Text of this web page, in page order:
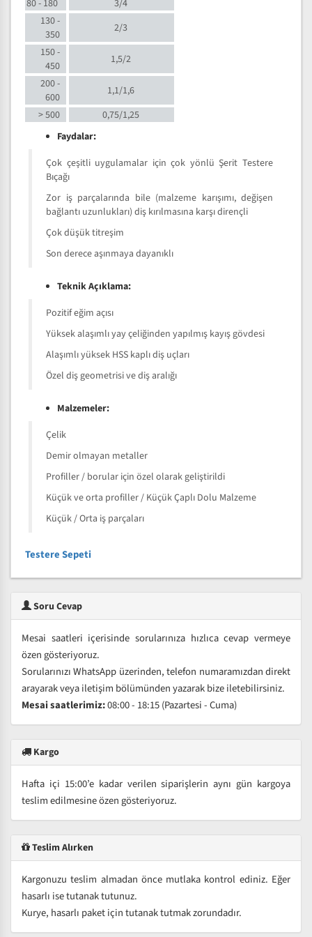
80 - 180
3/4
130 -
350
2/3
150 -
450
1,5/2
200 -
600
1,1/1,6
> 500
0,75/1,25
Faydalar:
Çok çeşitli uygulamalar için çok yönlü Şerit Testere
Bıçağı
Zor iş parçalarında bile (malzeme karışımı, değişen
bağlantı uzunlukları) diş kırılmasına karşı dirençli
Çok düşük titreşim
Son derece aşınmaya dayanıklı
Teknik Açıklama:
Pozitif eğim açısı
Yüksek alaşımlı yay çeliğinden yapılmış kayış gövdesi
Alaşımlı yüksek HSS kaplı diş uçları
Özel diş geometrisi ve diş aralığı
Malzemeler:
Çelik
Demir olmayan metaller
Profiller / borular için özel olarak geliştirildi
Küçük ve orta profiller / Küçük Çaplı Dolu Malzeme
Küçük / Orta iş parçaları
Testere Sepeti
Soru Cevap
Mesai saatleri içerisinde sorularınıza hızlıca cevap vermeye
özen gösteriyoruz.
Sorularınızı WhatsApp üzerinden, telefon numaramızdan direkt
arayarak veya iletişim bölümünden yazarak bize iletebilirsiniz.
Mesai saatlerimiz:08:00 - 18:15 (Pazartesi - Cuma)
Kargo
Hafta içi 15:00’e kadar verilen siparişlerin aynı gün kargoya
teslim edilmesine özen gösteriyoruz.
Teslim Alırken
Kargonuzu teslim almadan önce mutlaka kontrol ediniz. Eğer
hasarlı ise tutanak tutunuz.
Kurye, hasarlı paket için tutanak tutmak zorundadır.